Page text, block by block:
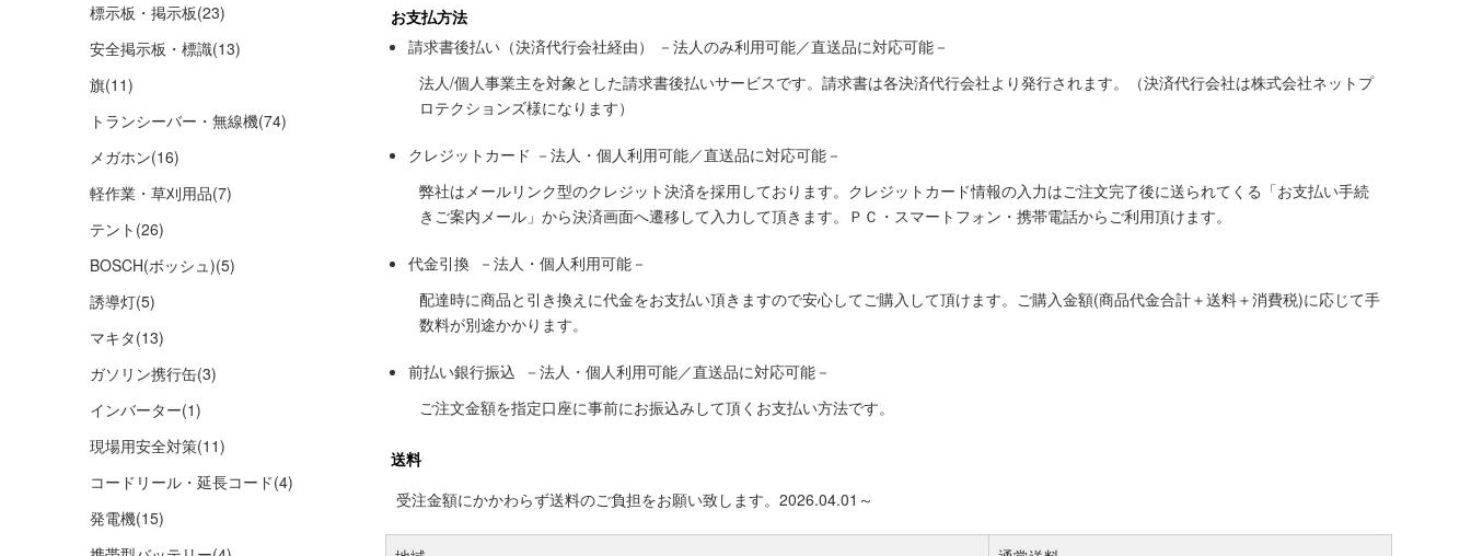
標示板・掲示板(23)
安全掲示板・標識(13)
旗(11)
トランシーバー・無線機(74)
メガホン(16)
軽作業・草刈用品(7)
テント (26)
BOSCH(ボッシュ)(5)
誘導灯(5)
マキタ(13)
ガソリン携行缶(3)
インバーター(1)
現場用安全対策(11)
コードリール・延長コード(4)
発電機(15)
お支払方法
請求書後払い（決済代行会社経由） －法人のみ利用可能／直送品に対応可能－
法人/個人事業主を対象とした請求書後払いサービスです。請求書は各決済代行会社より発行されます。（決済代行会社は株式会社ネットプ
ロテクションズ様になります）
クレジットカード －法人・個人利用可能／直送品に対応可能－
弊社はメールリンク型のクレジット決済を採用しております。クレジットカード情報の入力はご注文完了後に送られてくる「お支払い手続
きご案内メール」から決済画面へ遷移して入力して頂きます。ＰＣ・スマートフォン・携帯電話からご利用頂けます。
代金引換 －法人・個人利用可能－
配達時に商品と引き換えに代金をお支払い頂きますので安心してご購入して頂けます。ご購入金額(商品代金合計＋送料＋消費税)に応じて手
数料が別途かかります。
前払い銀行振込 －法人・個人利用可能／直送品に対応可能－
ご注文金額を指定口座に事前にお振込みして頂くお支払い方法です。
送料
受注金額にかかわらず送料のご負担をお願い致します。2026.04.01～